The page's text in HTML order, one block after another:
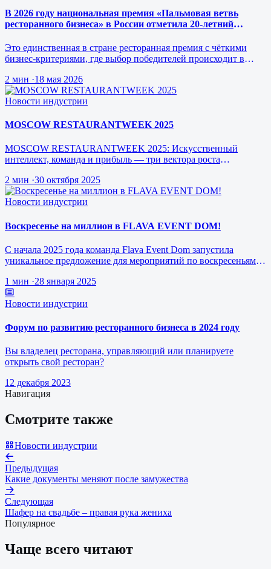
В 2026 году национальная премия «Пальмовая ветвь
ресторанного бизнеса» в России отметила 20-летний
Это единственная в стране ресторанная премия с чёткими
бизнес-критериями, где выбор победителей происходит в
2 мин ·18 мая 2026
Новости индустрии
MOSCOW RESTAURANTWEEK 2025
MOSCOW RESTAURANTWEEK 2025: Искусственный
интеллект, команда и прибыль — три вектора роста
2 мин ·30 октября 2025
Новости индустрии
Воскресенье на миллион в FLAVA EVENT DOM!
С начала 2025 года команда Flava Event Dom запустила
уникальное предложение для мероприятий по воскресеньям за
1 мин ·28 января 2025
Новости индустрии
Форум по развитию ресторанного бизнеса в 2024 году
Вы владелец ресторана, управляющий или планируете
открыть свой ресторан?
12 декабря 2023
Навигация
Смотрите также
Новости индустрии
Предыдущая
Какие документы меняют после замужества
Следующая
Шафер на свадьбе – правая рука жениха
Популярное
Чаще всего читают